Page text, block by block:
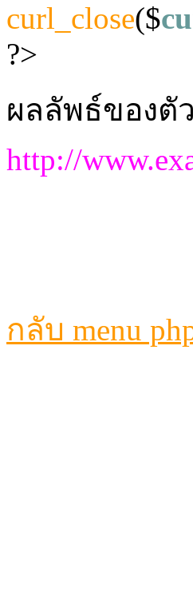
curl_close($
?>
ผลลัพธ์ของตั
http://
กลับ menu